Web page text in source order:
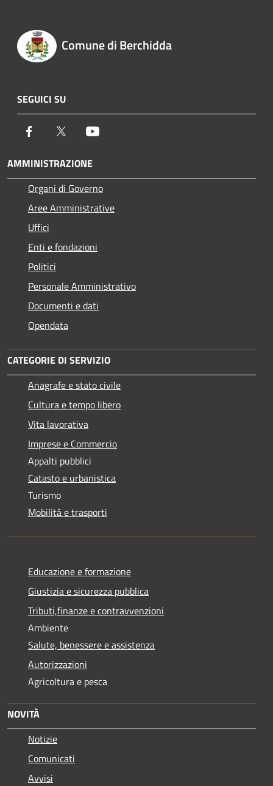
Comune di Berchidda
SEGUICI SU
Facebook Twitter
AMMINISTRAZIONE
Organi di Governo
Aree Amministrative
Uffici
Enti e fondazioni
Politici
Personale Amministrativo
Documenti e dati
Opendata
CATEGORIE DI SERVIZIO
Anagrafe e stato civile
Cultura e tempo libero
Vita lavorativa
Imprese e Commercio
Appalti pubblici
Catasto e urbanistica
Turismo
Mobilità e trasporti
Educazione e formazione
Giustizia e sicurezza pubblica
Tributi,finanze e contravvenzioni
Ambiente
Salute, benessere e assistenza
Autorizzazioni
Agricoltura e pesca
NOVITÀ
Notizie
Comunicati
Avvisi